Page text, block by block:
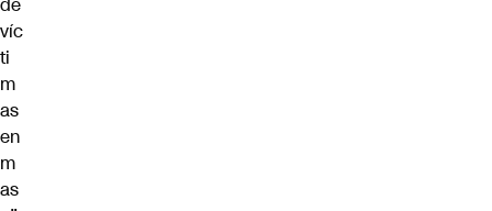
víc
ti
m
as
en
m
as